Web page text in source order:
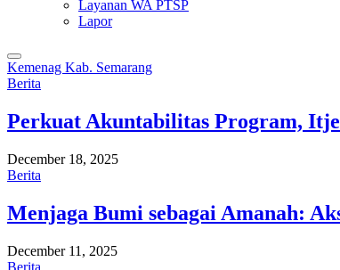
Layanan WA PTSP
Lapor
Kemenag Kab. Semarang
Berita
Perkuat Akuntabilitas Program,
December 18, 2025
Berita
Menjaga Bumi sebagai Amanah:
December 11, 2025
Berita